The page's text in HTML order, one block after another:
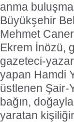
anma
Büyükşehir
Mehmet
Ekrem İnözü,
gazeteci-
yapan Hamdi
üstlenen Şair-
bağın,
yaratan